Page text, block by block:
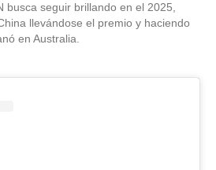
busca seguir brillando en el 2025,
llevándose el premio y haciendo
en Australia.